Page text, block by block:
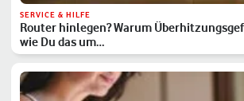
SERVICE & HILFE
Router hinlegen? Warum
wie Du das um…